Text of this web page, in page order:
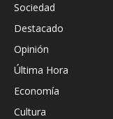
Sociedad
Destacado
Opinión
Última Hora
Economía
Cultura